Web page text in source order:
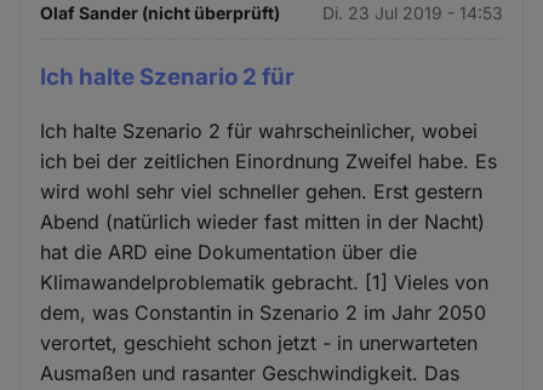
Olaf Sander (nicht überprüft) Di. 23 Jul 2019 - 14:53
Ich halte Szenario 2 für
Ich halte Szenario 2 für wahrscheinlicher, wobei
ich bei der zeitlichen Einordnung Zweifel habe. Es
wird wohl sehr viel schneller gehen. Erst gestern
Abend (natürlich wieder fast mitten in der Nacht)
hat die ARD eine Dokumentation über die
Klimawandelproblematik gebracht. [1] Vieles von
dem, was Constantin in Szenario 2 im Jahr 2050
verortet, geschieht schon jetzt - in unerwarteten
Ausmaßen und rasanter Geschwindigkeit. Das